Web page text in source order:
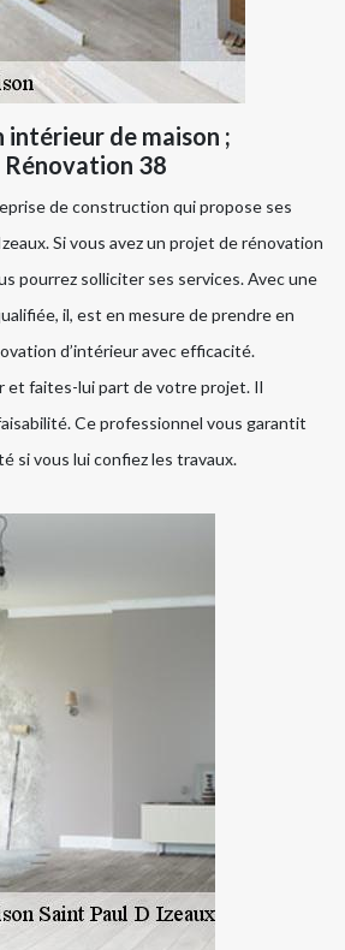
intérieur de maison ;
Rénovation 38
de construction qui propose ses
Si vous avez un projet de rénovation
pourrez solliciter ses services. Avec une
il, est en mesure de prendre en
d’intérieur avec efficacité.
et faites-lui part de votre projet. Il
Ce professionnel vous garantit
si vous lui confiez les travaux.